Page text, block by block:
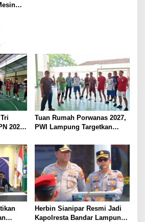
2027:
Tuan Rumah Porwanas 2027,
PWI Lampung Targetkan
Herbin Sianipar Resmi Jadi
Kapolresta Bandar Lampung,